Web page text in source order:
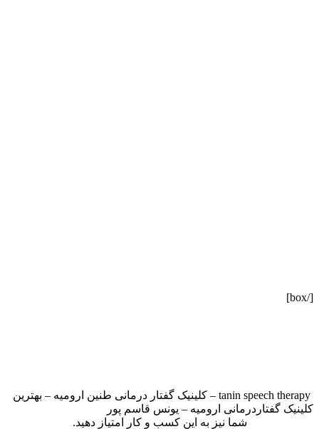
[/box]
tanin speech therapy – کلینیک گفتار درمانی طنین ارومیه – بهترین
کلینیک گفتاردرمانی ارومیه – یونس قاسم پور
شما نیز به این کسب و کار امتیاز دهید.